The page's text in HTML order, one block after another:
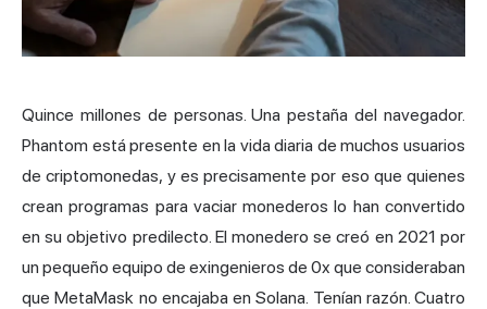
Quince millones de personas. Una pestaña del navegador.
Phantom está presente en la vida diaria de muchos usuarios
de criptomonedas, y es precisamente por eso que quienes
crean programas para vaciar monederos lo han convertido
en su objetivo predilecto. El monedero se creó en 2021 por
un pequeño equipo de exingenieros de 0x que consideraban
que MetaMask no encajaba en Solana. Tenían razón. Cuatro